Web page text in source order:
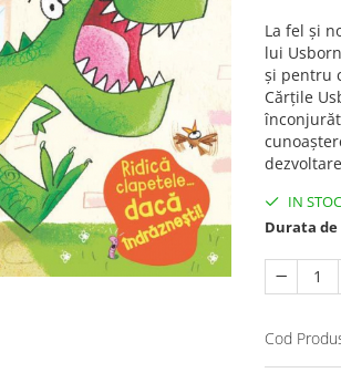
La fel și
lui
și pentru
Cărțile
IN STOC
Durata
Cod